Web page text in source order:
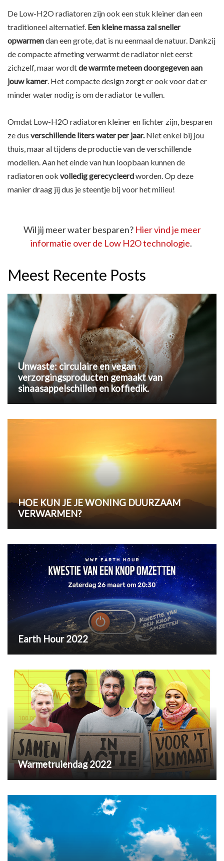
De Low-H2O radiatoren zijn ook een stuk kleiner dan een
traditioneel alternatief. Een kleine massa zal sneller
opwarmendan een grote, dat is nu eenmaal de natuur. Dankzij
de compacte afmeting verwarmt de radiator niet eerst
zichzelf, maar wordtde warmte meteen doorgegeven aan
jouw kamer. Het compacte design zorgt er ook voor dat er
minder water nodig is om de radiator te vullen.
Omdat Low-H2O radiatoren kleiner en lichter zijn, besparen
ze dus verschillende liters water per jaar.Niet enkel bij jou
thuis, maar al tijdens de productie van de verschillende
modellen. Aan het einde van hun loopbaan kunnen de
radiatoren ook volledig gerecycleerdworden. Op deze
manier draag jij dus je steentje bij voor het milieu!
Wil jij meer water besparen? Hier vind je meer
informatie over de Low H2O technologie.
Meest Recente Posts
Unwaste: circulaire en vegan
verzorgingsproducten gemaakt van
sinaasappelschillen en koffiedik.
HOE KUN JE JE WONING DUURZAAM
VERWARMEN?
Earth Hour 2022
Warmetruiendag 2022